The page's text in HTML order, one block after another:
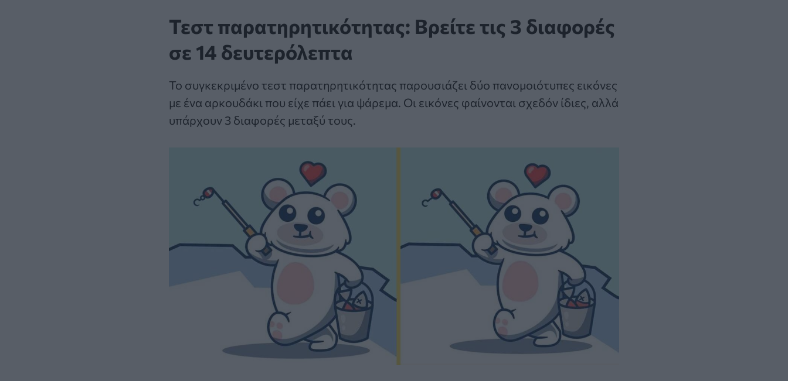
Τεστ παρατηρητικότητας: Βρείτε τις 3 διαφορές
σε 14 δευτερόλεπτα
Το συγκεκριμένο τεστ παρατηρητικότητας παρουσιάζει δύο πανομοιότυπες εικόνες
με ένα αρκουδάκι που είχε πάει για ψάρεμα. Οι εικόνες φαίνονται σχεδόν ίδιες, αλλά
υπάρχουν 3 διαφορές μεταξύ τους.